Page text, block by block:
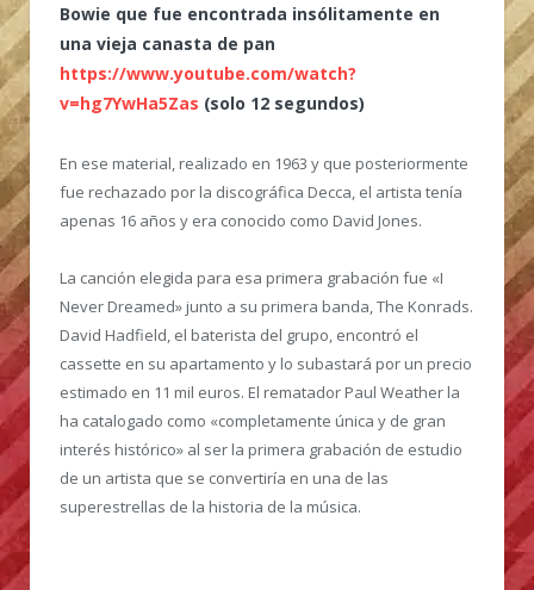
Bowie que fue encontrada insólitamente en
una vieja canasta de pan
https://www.youtube.com/watch?
v=hg7YwHa5Zas (solo 12 segundos)
En ese material, realizado en 1963 y que posteriormente
fue rechazado por la discográfica Decca, el artista tenía
apenas 16 años y era conocido como David Jones.
La canción elegida para esa primera grabación fue «I
Never Dreamed» junto a su primera banda, The Konrads.
David Hadfield, el baterista del grupo, encontró el
cassette en su apartamento y lo subastará por un precio
estimado en 11 mil euros. El rematador Paul Weather la
ha catalogado como «completamente única y de gran
interés histórico» al ser la primera grabación de estudio
de un artista que se convertiría en una de las
superestrellas de la historia de la música.